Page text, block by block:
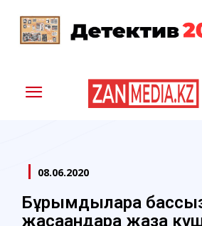
08.06.2020
Бұрымдыларға
жасағандарға жаза